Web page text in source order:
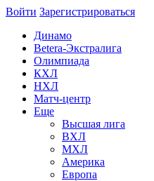
Войти Зарегиcтрироваться
Динамо
Betera-Экстралига
Олимпиада
КХЛ
НХЛ
Матч-центр
Еще
Высшая лига
ВХЛ
МХЛ
Америка
Европа